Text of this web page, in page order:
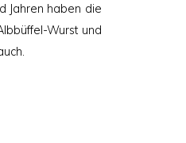
Jahren haben die
Wurst und